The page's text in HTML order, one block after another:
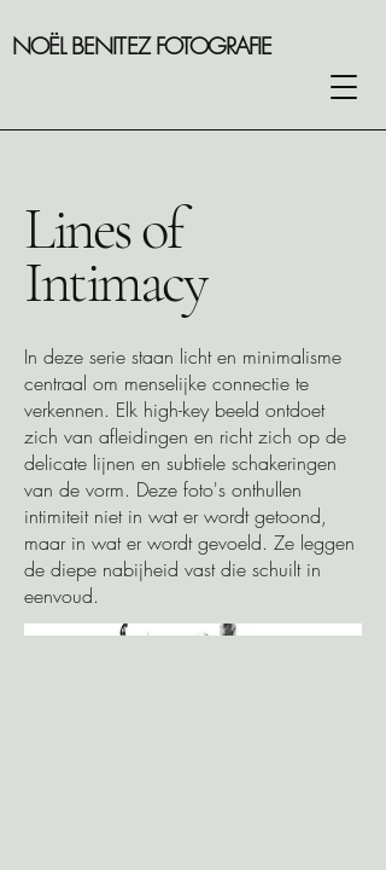
NOËL BENITEZ FOTOGRAFIE
Lines of
Intimacy
In deze serie staan licht en minimalisme
centraal om menselijke connectie te
verkennen. Elk high-key beeld ontdoet
zich van afleidingen en richt zich op de
delicate lijnen en subtiele schakeringen
van de vorm. Deze foto's onthullen
intimiteit niet in wat er wordt getoond,
maar in wat er wordt gevoeld. Ze leggen
de diepe nabijheid vast die schuilt in
eenvoud.